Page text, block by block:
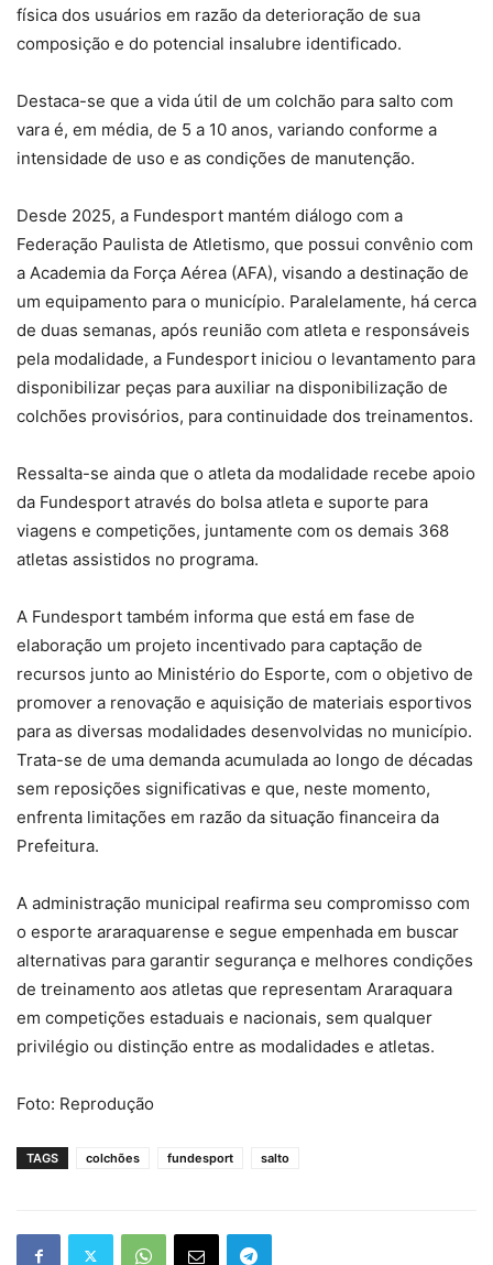
física dos usuários em razão da deterioração de sua
composição e do potencial insalubre identificado.
Destaca-se que a vida útil de um colchão para salto com
vara é, em média, de 5 a 10 anos, variando conforme a
intensidade de uso e as condições de manutenção.
Desde 2025, a Fundesport mantém diálogo com a
Federação Paulista de Atletismo, que possui convênio com
a Academia da Força Aérea (AFA), visando a destinação de
um equipamento para o município. Paralelamente, há cerca
de duas semanas, após reunião com atleta e responsáveis
pela modalidade, a Fundesport iniciou o levantamento para
disponibilizar peças para auxiliar na disponibilização de
colchões provisórios, para continuidade dos treinamentos.
Ressalta-se ainda que o atleta da modalidade recebe apoio
da Fundesport através do bolsa atleta e suporte para
viagens e competições, juntamente com os demais 368
atletas assistidos no programa.
A Fundesport também informa que está em fase de
elaboração um projeto incentivado para captação de
recursos junto ao Ministério do Esporte, com o objetivo de
promover a renovação e aquisição de materiais esportivos
para as diversas modalidades desenvolvidas no município.
Trata-se de uma demanda acumulada ao longo de décadas
sem reposições significativas e que, neste momento,
enfrenta limitações em razão da situação financeira da
Prefeitura.
A administração municipal reafirma seu compromisso com
o esporte araraquarense e segue empenhada em buscar
alternativas para garantir segurança e melhores condições
de treinamento aos atletas que representam Araraquara
em competições estaduais e nacionais, sem qualquer
privilégio ou distinção entre as modalidades e atletas.
Foto: Reprodução
TAGS colchões fundesport salto